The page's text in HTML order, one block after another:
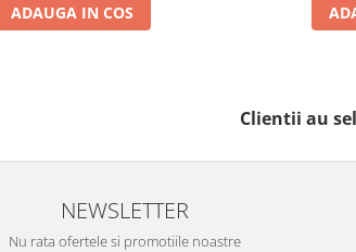
ADAUGA IN COS
Clientii au
NEWSLETTER
Nu rata ofertele si promotiile noastre